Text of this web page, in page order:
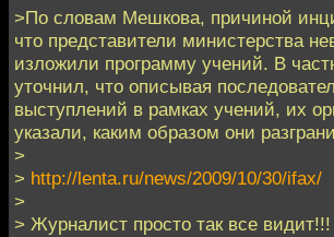
>По словам Мешкова, причиной
что представители министерства
изложили программу учений. В
уточнил, что описывая
выступлений в рамках учений, их
указали, каким образом они
>
> http://lenta.ru/news/2009/10/30/ifax/
>
> Журналист просто так все видит!!!